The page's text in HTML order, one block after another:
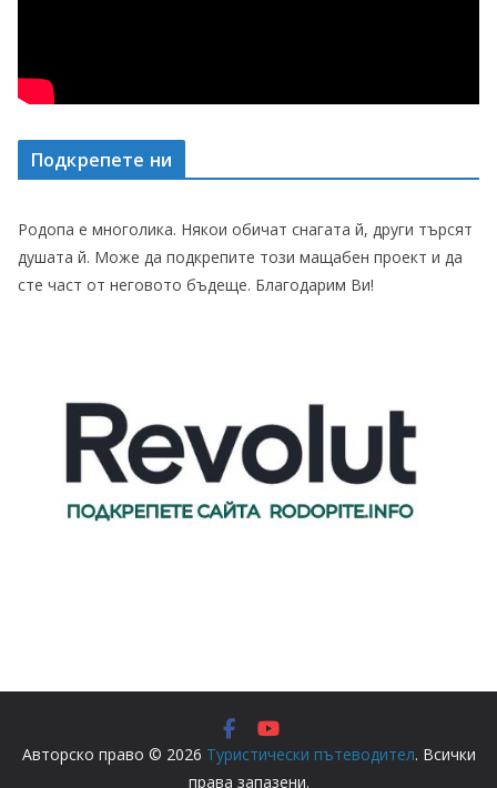
Подкрепете ни
Родопа е многолика. Някои обичат снагата й, други търсят
душата й. Може да подкрепите този мащабен проект и да
сте част от неговото бъдеще. Благодарим Ви!
Авторско право © 2026 Туристически пътеводител. Всички
права запазени.